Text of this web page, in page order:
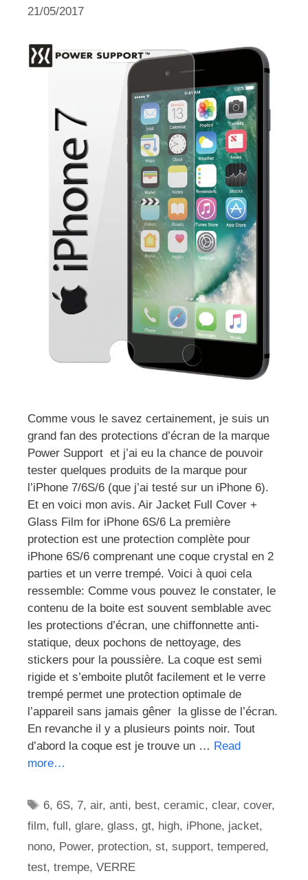
21/05/2017
Comme vous le savez certainement, je suis un
grand fan des protections d’écran de la marque
Power Support et j’ai eu la chance de pouvoir
tester quelques produits de la marque pour
l’iPhone 7/6S/6 (que j’ai testé sur un iPhone 6).
Et en voici mon avis. Air Jacket Full Cover +
Glass Film for iPhone 6S/6 La première
protection est une protection complète pour
iPhone 6S/6 comprenant une coque crystal en 2
parties et un verre trempé. Voici à quoi cela
ressemble: Comme vous pouvez le constater, le
contenu de la boite est souvent semblable avec
les protections d’écran, une chiffonnette anti-
statique, deux pochons de nettoyage, des
stickers pour la poussière. La coque est semi
rigide et s’emboite plutôt facilement et le verre
trempé permet une protection optimale de
l’appareil sans jamais gêner la glisse de l’écran.
En revanche il y a plusieurs points noir. Tout
d’abord la coque est je trouve un … Read
more…
Étiquettes
6, 6S, 7,air,anti, best,ceramic,clear,cover,
film, full, glare, glass, gt, high, iPhone, jacket,
nono, Power, protection, st, support, tempered,
test, trempe, VERRE